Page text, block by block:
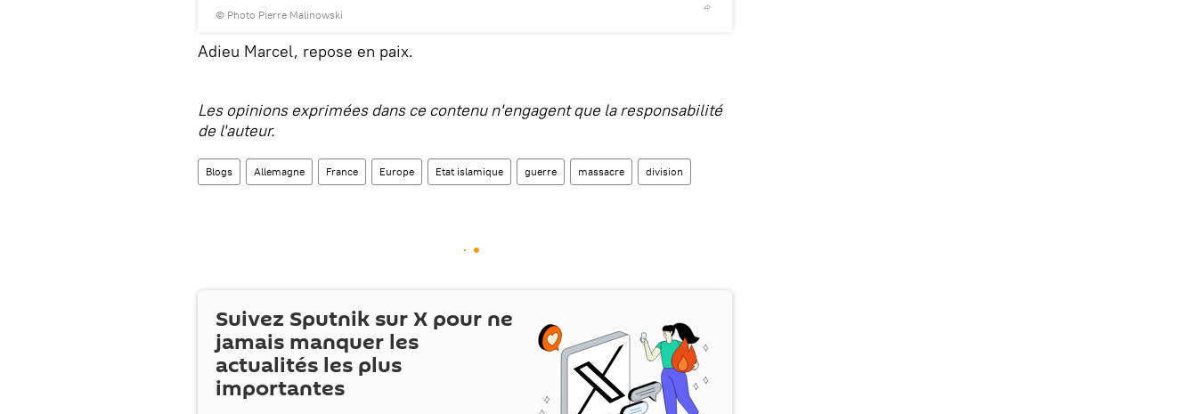
© Photo Pierre Malinowski
Adieu Marcel, repose en paix.
Les opinions exprimées dans ce contenu n'engagent que la responsabilité
de l'auteur.
Blogs Allemagne France Europe Etat islamique guerre massacre division
Suivez Sputnik surX pour ne
jamais manquer les
actualités les plus
importantes